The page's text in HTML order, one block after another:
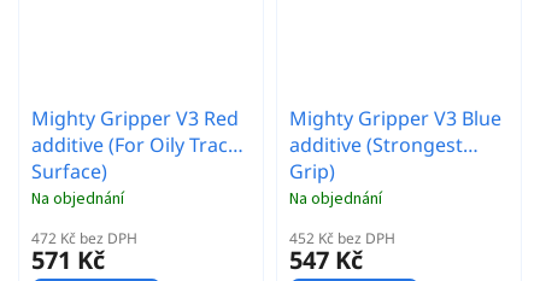
Mighty Gripper V3 Red
additive (For Oily Track
Surface)
Na objednání
472 Kč bez DPH
571 Kč
Mighty Gripper V3 Blue
additive (Strongest
Grip)
Na objednání
452 Kč bez DPH
547 Kč